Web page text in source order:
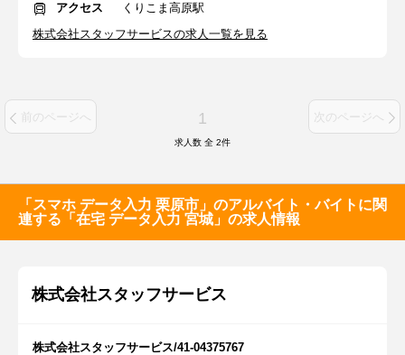
アクセス
くりこま高原駅
株式会社スタッフサービスの求人一覧を見る
前のページへ 1 次のページへ
求人数 全 2件
「スマホ データ入力 栗原市」のアルバイト・バイトに関
連する「在宅 データ入力 宮城」の求人情報
株式会社スタッフサービス
株式会社スタッフサービス/41-04375767